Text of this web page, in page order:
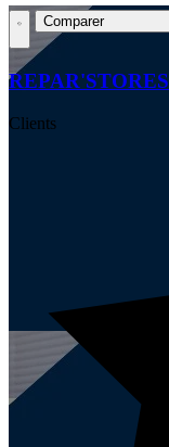
Comparer
REPAR'STORES
Clients